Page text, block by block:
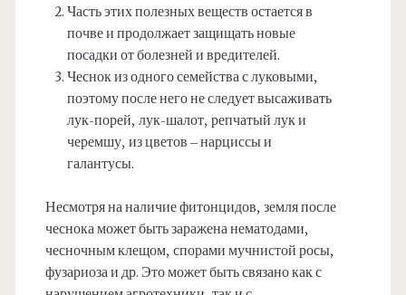
Часть этих полезных веществ остается в
почве и продолжает защищать новые
посадки от болезней и вредителей.
Чеснок из одного семейства с луковыми,
поэтому после него не следует высаживать
лук-порей, лук-шалот, репчатый лук и
черемшу, из цветов – нарциссы и
галантусы.
Несмотря на наличие фитонцидов, земля после
чеснока может быть заражена нематодами,
чесночным клещом, спорами мучнистой росы,
фузариоза и др. Это может быть связано как с